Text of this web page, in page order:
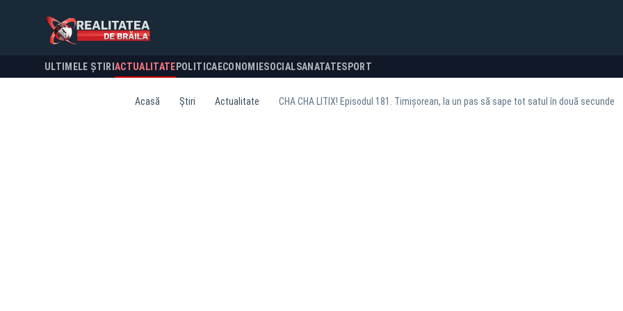
ULTIMELE ȘTIRI ACTUALITATE POLITICA ECONOMIESOCIALSANATATESPORT
Acasă Știri Actualitate CHA CHA LITIX! Episodul 181. Timișorean, la un pas să sape tot satul în două secunde